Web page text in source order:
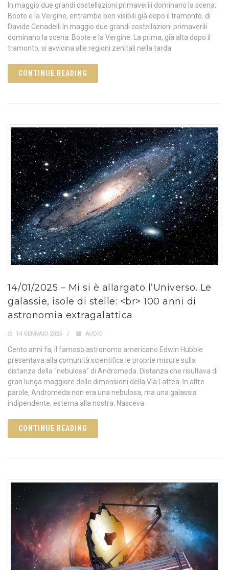
In maggio due grandi costellazioni primaverili dominano la scena:
Boote e la Vergine, entrambe ben visibili già dopo il tramonto. di
Davide Cenadelli In maggio due grandi costellazioni primaverili
dominano la scena: Boote e la Vergine. La prima, già alta dopo il
tramonto, si avvicina alle regioni zenitali nella tarda
CONTINUE READING
14/01/2025 – Mi si è allargato l’Universo. Le
galassie, isole di stelle: <br> 100 anni di
astronomia extragalattica
14 GENNAIO 2025 AUDIO
Cento anni fa, il famoso astronomo americano Edwin Hubble
presentava alla comunità scientifica le proprie misure sulla
distanza della “nebulosa” di Andromeda. Distanza che risultava di
gran lunga maggiore delle dimensioni della Via Lattea. In altre
parole, Andromeda non era una nebulosa, ma una galassia
indipendente, esterna alla nostra. Nasceva
CONTINUE READING